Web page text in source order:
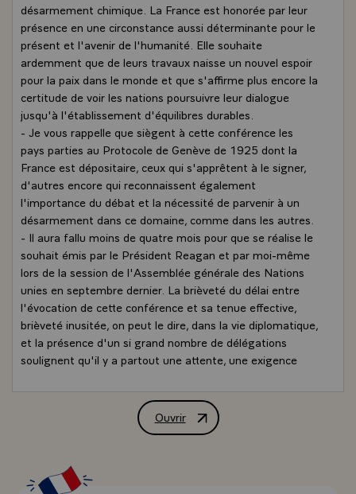
désarmement chimique. La France est honorée par leur
présence en une circonstance aussi déterminante pour le
présent et l'avenir de l'humanité. Elle souhaite
ardemment que de leurs travaux naisse un nouvel espoir
pour la paix dans le monde et que s'affirme plus encore la
certitude de voir les nations poursuivre leur dialogue
jusqu'à l'établissement d'équilibres durables.
- Je vous rappelle que siègent à cette conférence les
pays parties au Protocole de Genève de 1925 dont la
France est dépositaire, ceux qui s'apprêtent à le signer,
d'autres encore qui reconnaissent également
l'importance du débat et la nécessité de parvenir à un
désarmement dans ce domaine, comme dans les autres.
- Il aura fallu moins de quatre mois pour que se réalise le
souhait émis par le Président Reagan et par moi-même
lors de la session de l'Assemblée générale des Nations
unies en septembre dernier. La brièveté du délai entre
l'évocation de cette conférence et sa tenue effective,
brièveté inusitée, on peut le dire, dans la vie diplomatique,
et la présence d'un si grand nombre de délégations
soulignent qu'il y a partout une attente, une exigence
telles armes alors qu'il en est peut-être de plus
meurtrières encore ? Et pourquoi traiter d'un tel
depuis 1925 ? En fait, l'attention portée à l'élimination
de l'arme chimique n'est qu'une manifestation
Ouvrir
Discours de M. François Mitterrand,